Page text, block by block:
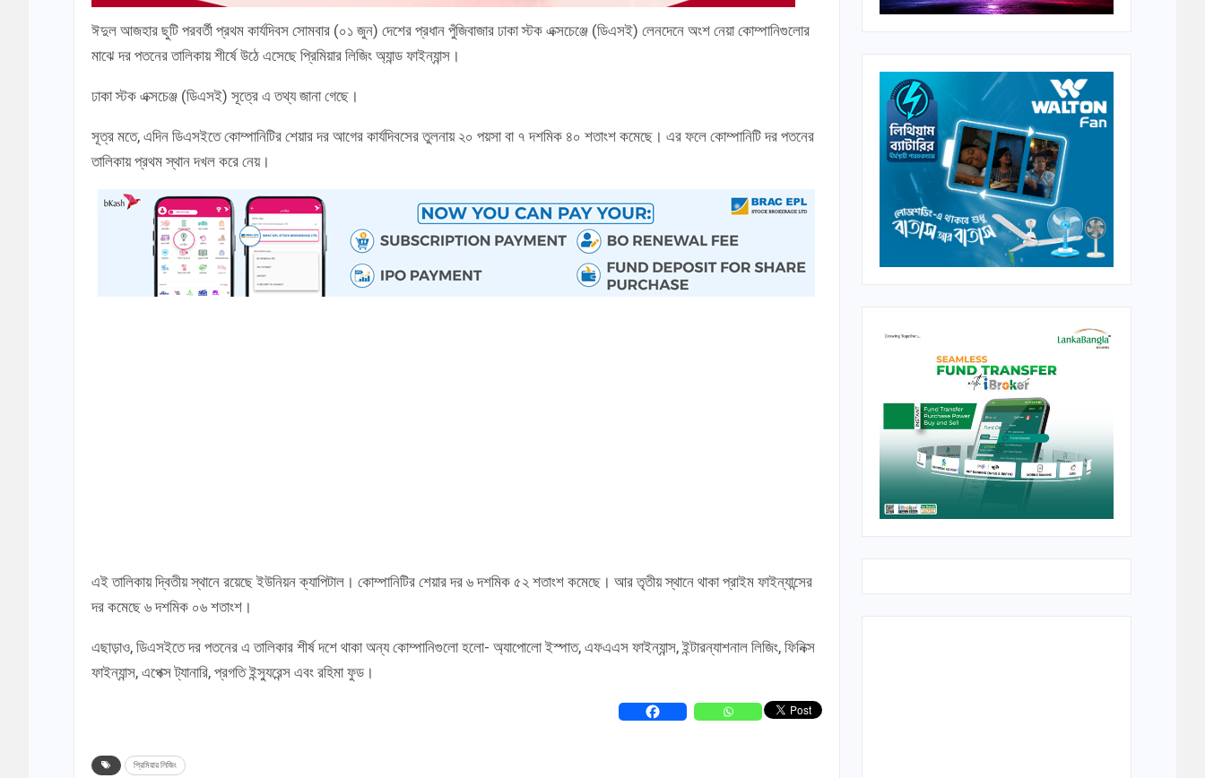
ঈদুল আজহার ছুটি পরবর্তী প্রথম কার্যদিবস সোমবার (০১ জুন) দেশের প্রধান পুঁজিবাজার ঢাকা স্টক এক্সচেঞ্জে (ডিএসই) লেনদেনে অংশ নেয়া কোম্পানিগুলোর
মাঝে দর পতনের তালিকায় শীর্ষে উঠে এসেছে প্রিমিয়ার লিজিং অ্যান্ড ফাইন্যান্স।
ঢাকা স্টক এক্সচেঞ্জ (ডিএসই) সূত্রে এ তথ্য জানা গেছে।
সূত্র মতে, এদিন ডিএসইতে কোম্পানিটির শেয়ার দর আগের কার্যদিবসের তুলনায় ২০ পয়সা বা ৭ দশমিক ৪০ শতাংশ কমেছে। এর ফলে কোম্পানিটি দর পতনের
তালিকায় প্রথম স্থান দখল করে নেয়।
এই তালিকায় দ্বিতীয় স্থানে রয়েছে ইউনিয়ন ক্যাপিটাল। কোম্পানিটির শেয়ার দর ৬ দশমিক ৫২ শতাংশ কমেছে। আর তৃতীয় স্থানে থাকা প্রাইম ফাইন্যান্সের
দর কমেছে ৬ দশমিক ০৬ শতাংশ।
এছাড়াও, ডিএসইতে দর পতনের এ তালিকার শীর্ষ দশে থাকা অন্য কোম্পানিগুলো হলো- অ্যাপোলো ইস্পাত, এফএএস ফাইন্যান্স, ইন্টারন্যাশনাল লিজিং, ফিনিক্স
ফাইন্যান্স, এপেক্স ট্যানারি, প্রগতি ইন্স্যুরেন্স এবং রহিমা ফুড।
প্রিমিয়ার লিজিং